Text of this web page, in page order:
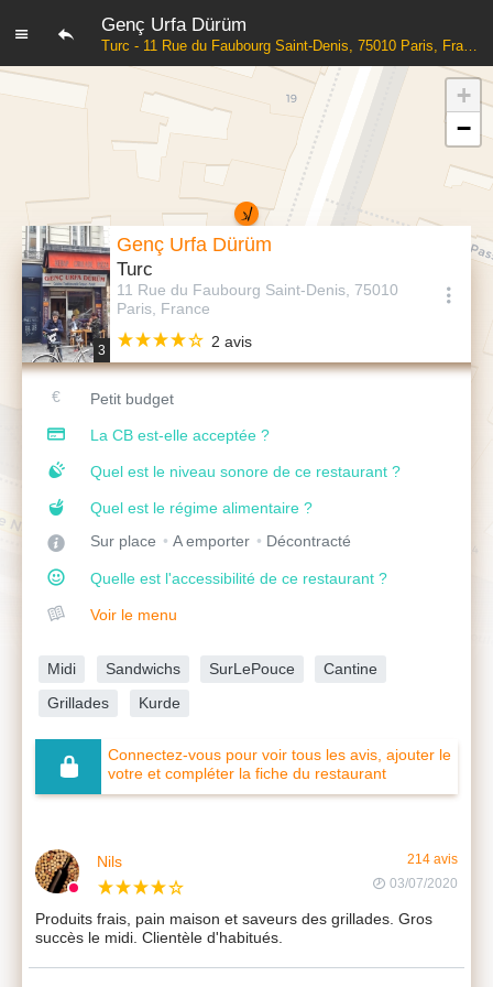
Genç Urfa Dürüm
Turc - 11 Rue du Faubourg Saint-Denis, 75010 Paris, France
3
Genç Urfa Dürüm
Turc
11 Rue du Faubourg Saint-Denis, 75010
Paris, France
2 avis
Petit budget
La CB est-elle acceptée ?
Quel est le niveau sonore de ce restaurant ?
Quel est le régime alimentaire ?
Sur place
A emporter Décontracté
Quelle est l'accessibilité de ce restaurant ?
Voir le menu
Midi Sandwichs SurLePouce
Cantine
Grillades
Kurde
Connectez-vous pour voir tous les avis, ajouter le
votre et compléter la fiche du restaurant
Nils
214 avis
03/07/2020
Produits frais, pain maison et saveurs des grillades. Gros
succès le midi. Clientèle d'habitués.
+
−